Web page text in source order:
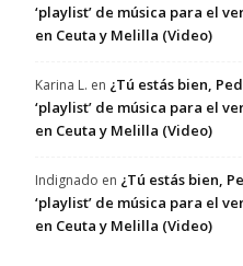
‘playlist’ de música para el
en Ceuta y Melilla (Video)
Karina L. en ¿Tú estás bien,
‘playlist’ de música para el
en Ceuta y Melilla (Video)
Indignado en ¿Tú estás bien,
‘playlist’ de música para el
en Ceuta y Melilla (Video)